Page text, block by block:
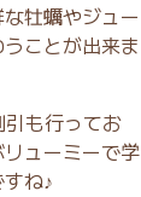
牡蠣やジュー
ことが出来ま
も行ってお
ューミーで学
ね♪